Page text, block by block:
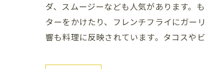
ダ、スムージーなども人気があります。
ターをかけたり、フレンチフライにガー
響も料理に反映されています。タコスや